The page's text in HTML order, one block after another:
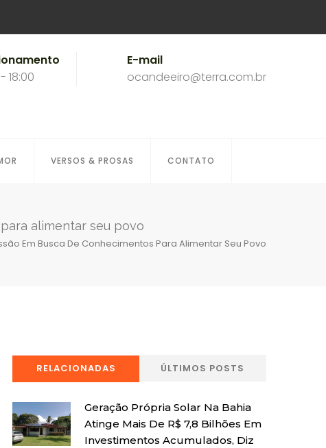
18:00
E-mail
ocandeeiro@terra.com.br
VERSOS & PROSAS CONTATO
alimentar seu povo
Em Busca De Conhecimentos Para Alimentar Seu Povo
RELACIONADAS ÚLTIMOS POSTS
Geração Própria Solar Na Bahia
Atinge Mais De R$ 7,8 Bilhões Em
Investimentos Acumulados, Diz